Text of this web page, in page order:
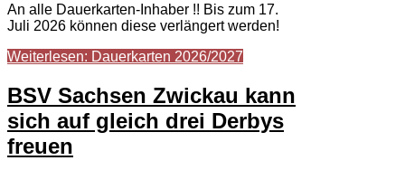
An alle Dauerkarten-Inhaber !! Bis zum 17.
Juli 2026 können diese verlängert werden!
Weiterlesen: Dauerkarten 2026/2027
BSV Sachsen Zwickau kann
sich auf gleich drei Derbys
freuen